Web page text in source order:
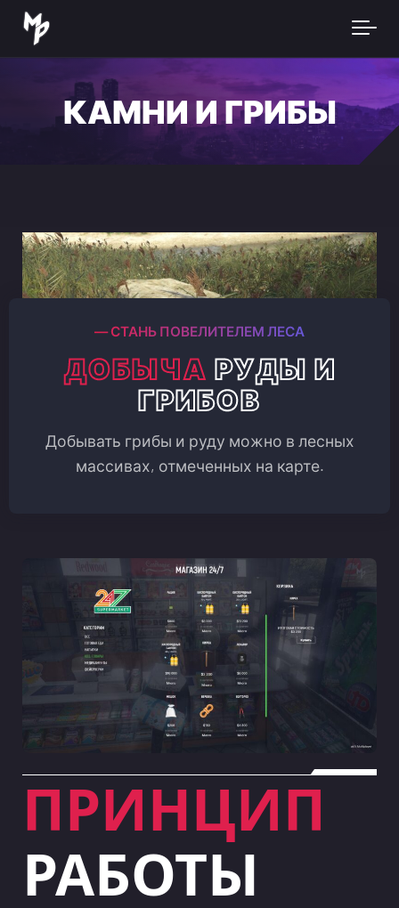
Skip to main content
КАМНИ И ГРИБЫ
― СТАНЬ ПОВЕЛИТЕЛЕМ ЛЕСА
ДОБЫЧА РУДЫ И
ГРИБОВ
Добывать грибы и руду можно в лесных
массивах, отмеченных на карте.
ПРИНЦИП
РАБОТЫ